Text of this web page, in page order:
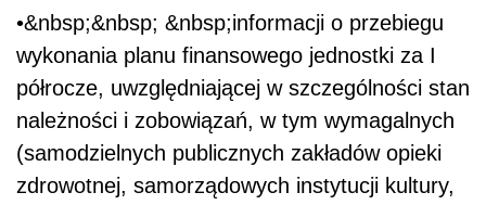
•&nbsp;&nbsp; &nbsp;informacji o przebiegu
wykonania planu finansowego jednostki za I
półrocze, uwzględniającej w szczególności stan
należności i zobowiązań, w tym wymagalnych
(samodzielnych publicznych zakładów opieki
zdrowotnej, samorządowych instytucji kultury,